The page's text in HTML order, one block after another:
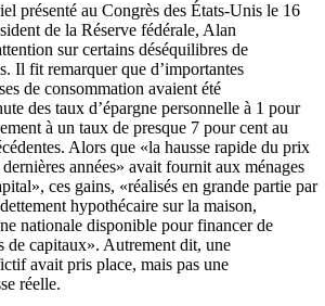
présenté au Congrès des États-Unis le 16
de la Réserve fédérale, Alan
sur certains déséquilibres de
Il fit remarquer que d’importantes
de consommation avaient été
des taux d’épargne personnelle à 1 pour
à un taux de presque 7 pour cent au
Alors que «la hausse rapide du prix
années» avait fournit aux ménages
ces gains, «réalisés en grande partie par
hypothécaire sur la maison,
nationale disponible pour financer de
de capitaux». Autrement dit, une
avait pris place, mais pas une
réelle.